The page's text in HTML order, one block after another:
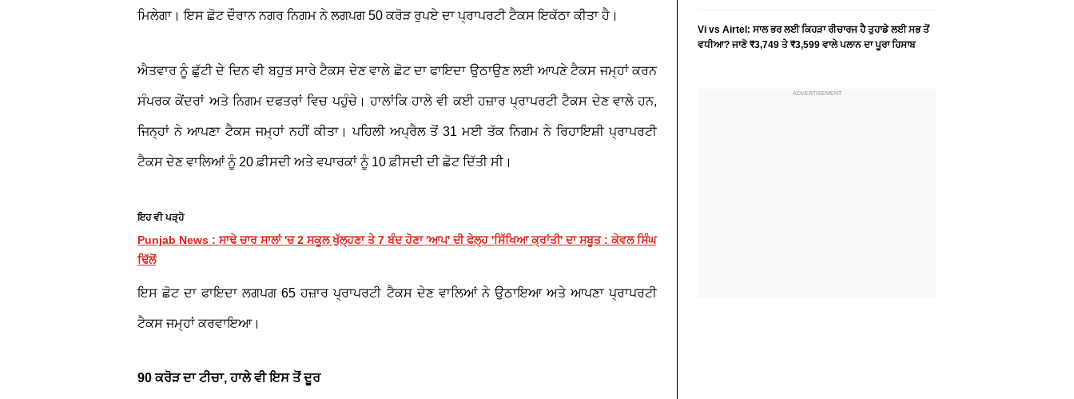
ਮਿਲੇਗਾ। ਇਸ ਛੋਟ ਦੌਰਾਨ ਨਗਰ ਨਿਗਮ ਨੇ ਲਗਪਗ 50 ਕਰੋੜ ਰੁਪਏ ਦਾ ਪ੍ਰਾਪਰਟੀ ਟੈਕਸ ਇਕੱਠਾ ਕੀਤਾ ਹੈ।
ਐਤਵਾਰ ਨੂੰ ਛੁੱਟੀ ਦੇ ਦਿਨ ਵੀ ਬਹੁਤ ਸਾਰੇ ਟੈਕਸ ਦੇਣ ਵਾਲੇ ਛੋਟ ਦਾ ਫਾਇਦਾ ਉਠਾਉਣ ਲਈ ਆਪਣੇ ਟੈਕਸ ਜਮ੍ਹਾਂ ਕਰਨ
ਸੰਪਰਕ ਕੇਂਦਰਾਂ ਅਤੇ ਨਿਗਮ ਦਫਤਰਾਂ ਵਿਚ ਪਹੁੰਚੇ। ਹਾਲਾਂਕਿ ਹਾਲੇ ਵੀ ਕਈ ਹਜ਼ਾਰ ਪ੍ਰਾਪਰਟੀ ਟੈਕਸ ਦੇਣ ਵਾਲੇ ਹਨ,
ਜਿਨ੍ਹਾਂ ਨੇ ਆਪਣਾ ਟੈਕਸ ਜਮ੍ਹਾਂ ਨਹੀਂ ਕੀਤਾ। ਪਹਿਲੀ ਅਪ੍ਰੈਲ ਤੋਂ 31 ਮਈ ਤੱਕ ਨਿਗਮ ਨੇ ਰਿਹਾਇਸ਼ੀ ਪ੍ਰਾਪਰਟੀ
ਟੈਕਸ ਦੇਣ ਵਾਲਿਆਂ ਨੂੰ 20 ਫ਼ੀਸਦੀ ਅਤੇ ਵਪਾਰਕਾਂ ਨੂੰ 10 ਫ਼ੀਸਦੀ ਦੀ ਛੋਟ ਦਿੱਤੀ ਸੀ।
ਇਹ ਵੀ ਪੜ੍ਹੋ
Punjab News : ਸਾਢੇ ਚਾਰ ਸਾਲਾਂ 'ਚ 2 ਸਕੂਲ ਖੁੱਲ੍ਹਣਾ ਤੇ 7 ਬੰਦ ਹੋਣਾ 'ਆਪ' ਦੀ ਫੇਲ੍ਹ 'ਸਿੱਖਿਆ ਕ੍ਰਾਂਤੀ' ਦਾ ਸਬੂਤ : ਕੇਵਲ ਸਿੰਘ
ਢਿੱਲੋਂ
ਇਸ ਛੋਟ ਦਾ ਫਾਇਦਾ ਲਗਪਗ 65 ਹਜ਼ਾਰ ਪ੍ਰਾਪਰਟੀ ਟੈਕਸ ਦੇਣ ਵਾਲਿਆਂ ਨੇ ਉਠਾਇਆ ਅਤੇ ਆਪਣਾ ਪ੍ਰਾਪਰਟੀ
ਟੈਕਸ ਜਮ੍ਹਾਂ ਕਰਵਾਇਆ।
90 ਕਰੋੜ ਦਾ ਟੀਚਾ, ਹਾਲੇ ਵੀ ਇਸ ਤੋਂ ਦੂਰ
Vi vs Airtel: ਸਾਲ ਭਰ ਲਈ ਕਿਹੜਾ ਰੀਚਾਰਜ ਹੈ ਤੁਹਾਡੇ ਲਈ ਸਭ ਤੋਂ
ਵਧੀਆ? ਜਾਣੋ ₹3,749 ਤੇ ₹3,599 ਵਾਲੇ ਪਲਾਨ ਦਾ ਪੂਰਾ ਹਿਸਾਬ